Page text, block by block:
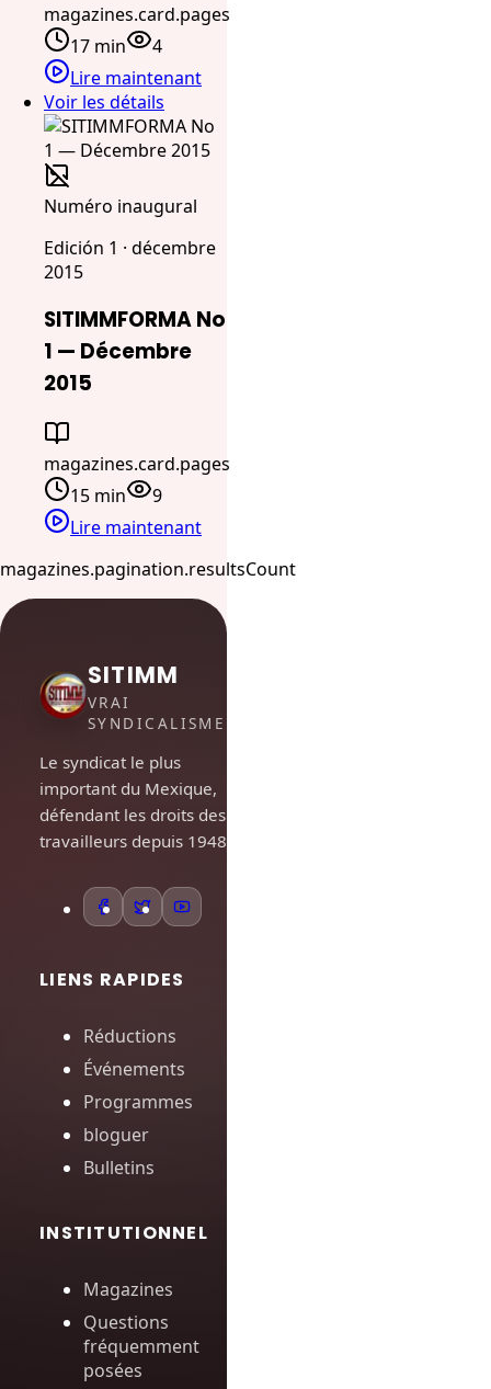
magazines.card.pages
17 min
4
Lire maintenant
Voir les détails
Numéro inaugural
Edición 1 · décembre
2015
SITIMMFORMA No
1 — Décembre
2015
magazines.card.pages
15 min
9
Lire maintenant
magazines.pagination.resultsCount
SITIMM
VRAI
SYNDICALISME
Le syndicat le plus
important du Mexique,
défendant les droits des
travailleurs depuis 1948.
LIENS RAPIDES
Réductions
Événements
Programmes
bloguer
Bulletins
INSTITUTIONNEL
Magazines
Questions
fréquemment
posées